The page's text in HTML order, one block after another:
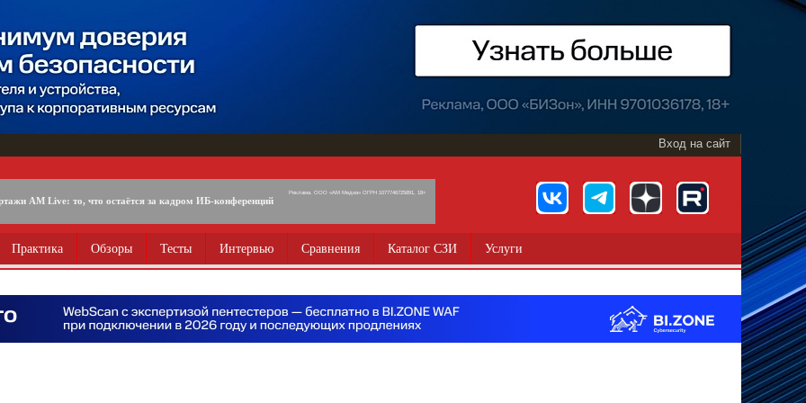
Вход на сайт
AM Live: то, что остаётся за кадром ИБ-конференций
Реклама. ООО «АМ Медиа» ОГРН 1077746725891, 18+
Практика Обзоры Тесты Интервью Сравнения Каталог СЗИ Услуги